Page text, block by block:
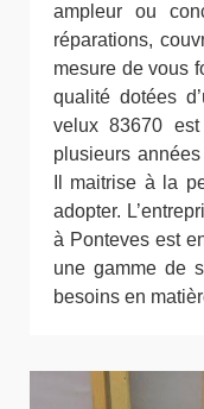
ampleur ou
réparations,
mesure de vous
qualité dotées
velux 83670
plusieurs
Il maitrise à la
adopter.
à Ponteves est
une gamme de
besoins en